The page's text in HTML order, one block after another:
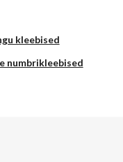
kleebised
numbrikleebised